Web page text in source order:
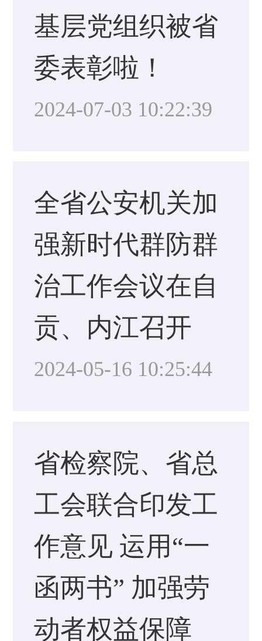
基层党组织被省
委表彰啦！
2024-07-03 10:22:39
全省公安机关加
强新时代群防群
治工作会议在自
贡、内江召开
2024-05-16 10:25:44
省检察院、省总
工会联合印发工
作意见 运用“一
函两书” 加强劳
动者权益保障